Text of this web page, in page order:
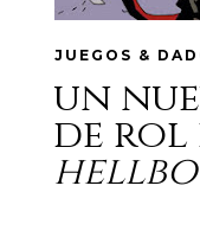
JUEGOS &
un
de rol